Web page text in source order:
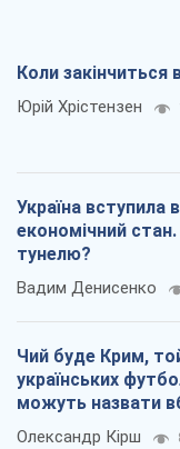
Коли закінчиться
Юрій Хрістензен
Україна вступила
економічний стан.
тунелю?
Вадим Денисенко
Чий буде Крим,
українських
можуть назвати
Олександр Кірш